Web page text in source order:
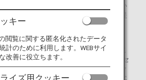
、広大な世界規模のネットワーク、高い
ムレスなサービスを大切な価値として提
26社が加盟するスターアライアンスは、
する広大なネットワークを誇ります。こ
、1,150以上の空港へシームレスにアクセ
快適な移動が可能です。さらに、コネク
キー
閲覧に関する匿名化されたデータ
計のために利用します。WEBサイ
改善に役立ちます。
イズ用クッキー